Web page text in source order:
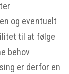
og eventuelt
til at følge
behov
er derfor en